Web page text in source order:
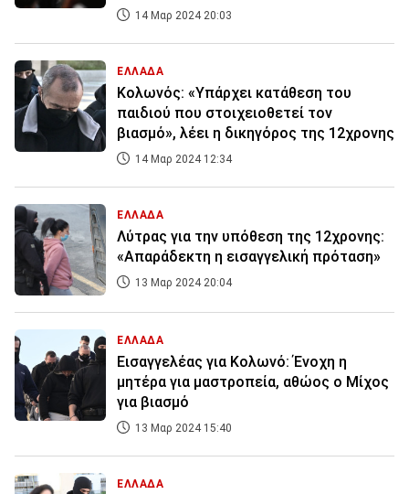
14 Μαρ 2024 20:03
ΕΛΛΑΔΑ
Κολωνός: «Υπάρχει κατάθεση του
παιδιού που στοιχειοθετεί τον
βιασμό», λέει η δικηγόρος της 12χρονης
14 Μαρ 2024 12:34
ΕΛΛΑΔΑ
Λύτρας για την υπόθεση της 12χρονης:
«Απαράδεκτη η εισαγγελική πρόταση»
13 Μαρ 2024 20:04
ΕΛΛΑΔΑ
Εισαγγελέας για Κολωνό: Ένοχη η
μητέρα για μαστροπεία, αθώος ο Μίχος
για βιασμό
13 Μαρ 2024 15:40
ΕΛΛΑΔΑ